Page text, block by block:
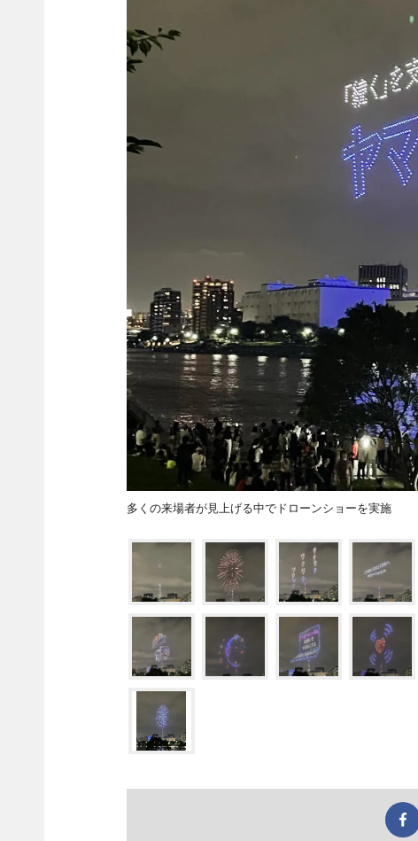
多くの来場者が見上げる中でドローンショーを実施